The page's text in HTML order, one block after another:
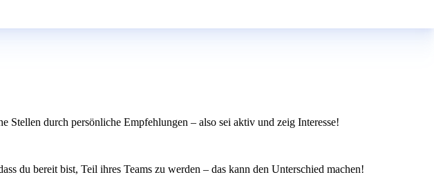
Stellen durch persönliche Empfehlungen – also sei aktiv und zeig Interesse!
du bereit bist, Teil ihres Teams zu werden – das kann den Unterschied machen!